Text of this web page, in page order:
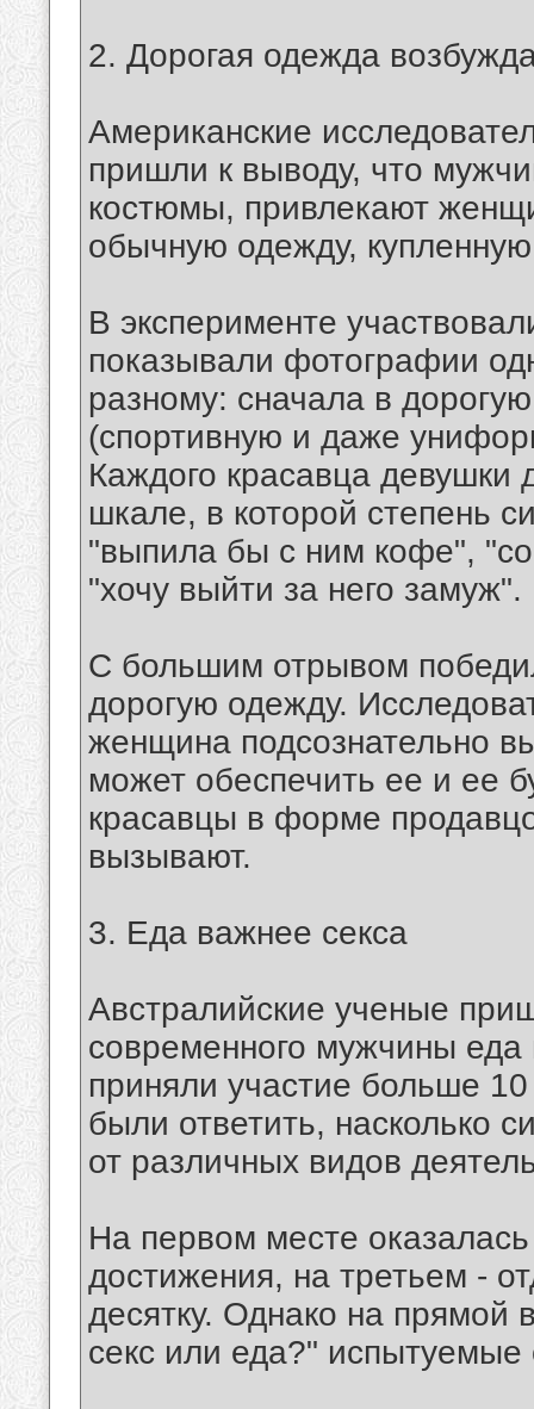
2. Дорогая одежда
Американские
пришли к выводу, что
костюмы, привлекают
обычную одежду,
В эксперименте
показывали фотографии
разному: сначала в
(спортивную и даже
Каждого красавца
шкале, в которой степень
"выпила бы с ним кофе",
"хочу выйти за него замуж".
С большим отрывом
дорогую одежду.
женщина подсознательно
может обеспечить ее и ее
красавцы в форме
вызывают.
3. Еда важнее секса
Австралийские ученые
современного мужчины
приняли участие больше
были ответить, насколько
от различных видов
На первом месте
достижения, на третьем -
десятку. Однако на прямой
секс или еда?" испытуемые